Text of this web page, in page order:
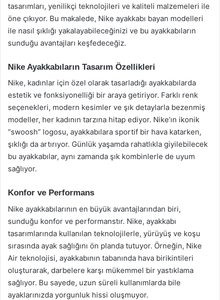
tasarımları, yenilikçi teknolojileri ve kaliteli malzemeleri ile
öne çıkıyor. Bu makalede, Nike ayakkabı bayan modelleri
ile nasıl şıklığı yakalayabileceğinizi ve bu ayakkabıların
sunduğu avantajları keşfedeceğiz.
Nike Ayakkabıların Tasarım Özellikleri
Nike, kadınlar için özel olarak tasarladığı ayakkabılarda
estetik ve fonksiyonelliği bir araya getiriyor. Farklı renk
seçenekleri, modern kesimler ve şık detaylarla bezenmiş
modeller, her kadının tarzına hitap ediyor. Nike’ın ikonik
“swoosh” logosu, ayakkabılara sportif bir hava katarken,
şıklığı da artırıyor. Günlük yaşamda rahatlıkla giyilebilecek
bu ayakkabılar, aynı zamanda şık kombinlerle de uyum
sağlıyor.
Konfor ve Performans
Nike ayakkabılarının en büyük avantajlarından biri,
sunduğu konfor ve performanstır. Nike, ayakkabı
tasarımlarında kullanılan teknolojilerle, yürüyüş ve koşu
sırasında ayak sağlığını ön planda tutuyor. Örneğin, Nike
Air teknolojisi, ayakkabının tabanında hava birikintileri
oluşturarak, darbelere karşı mükemmel bir yastıklama
sağlıyor. Bu sayede, uzun süreli kullanımlarda bile
ayaklarınızda yorgunluk hissi oluşmuyor.